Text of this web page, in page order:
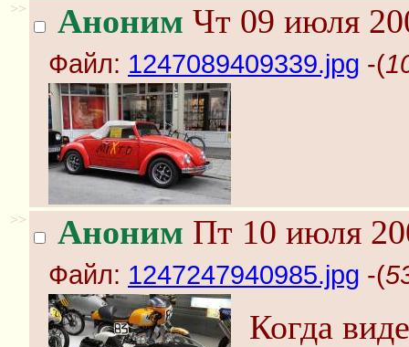
>> Аноним Чт 09 июля
Файл: 1247089409339.jpg -(
>> Аноним Пт 10 июля
Файл: 1247247940985.jpg -(
Когда